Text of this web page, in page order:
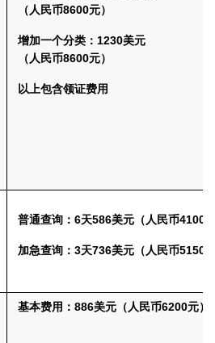
（人民币8600元）
增加一个分类： 1230美元
（人民币8600元）
以上包含领证费用
普通查询：6天586美元（人民币4100
加急查询：3天736美元（人民币5150
基本费用：886美元（人民币6200元）